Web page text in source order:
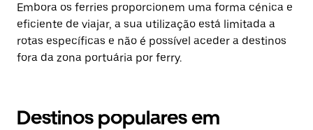
Embora os ferries proporcionem uma forma cénica e
eficiente de viajar, a sua utilização está limitada a
rotas específicas e não é possível aceder a destinos
fora da zona portuária por ferry.
Destinos populares em